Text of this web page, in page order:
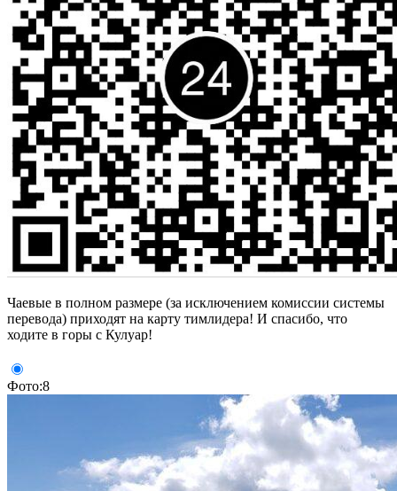
Чаевые в полном размере (за исключением комиссии системы
перевода) приходят на карту тимлидера! И спасибо, что
ходите в горы с Кулуар!
Фото:8